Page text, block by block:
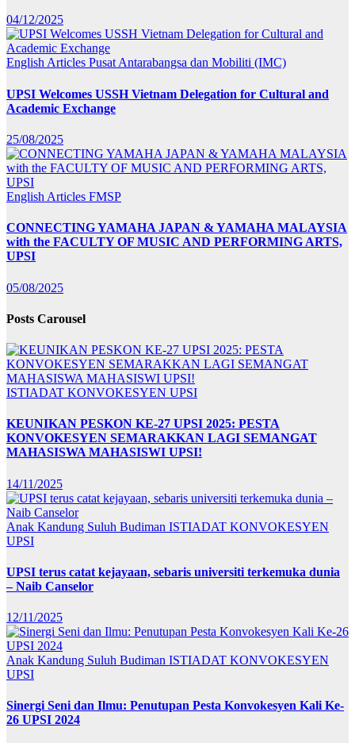
04/12/2025
English Articles Pusat Antarabangsa dan Mobiliti (IMC)
UPSI Welcomes USSH Vietnam Delegation for Cultural and
Academic Exchange
25/08/2025
English Articles FMSP
CONNECTING YAMAHA JAPAN & YAMAHA MALAYSIA
with the FACULTY OF MUSIC AND PERFORMING ARTS,
UPSI
05/08/2025
Posts Carousel
ISTIADAT KONVOKESYEN UPSI
KEUNIKAN PESKON KE-27 UPSI 2025: PESTA
KONVOKESYEN SEMARAKKAN LAGI SEMANGAT
MAHASISWA MAHASISWI UPSI!
14/11/2025
Anak Kandung Suluh Budiman ISTIADAT KONVOKESYEN
UPSI
UPSI terus catat kejayaan, sebaris universiti terkemuka dunia
– Naib Canselor
12/11/2025
Anak Kandung Suluh Budiman ISTIADAT KONVOKESYEN
UPSI
Sinergi Seni dan Ilmu: Penutupan Pesta Konvokesyen Kali Ke-
26 UPSI 2024